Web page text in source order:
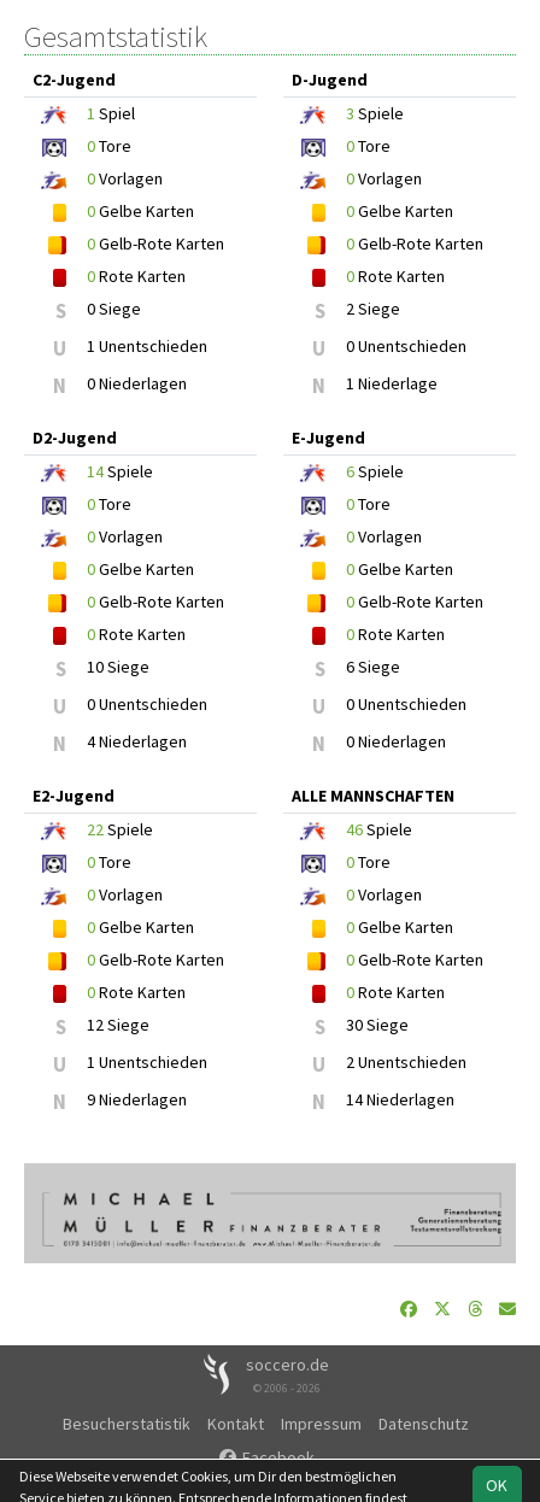
Gesamtstatistik
C2-Jugend
1 Spiel
0Tore
0Vorlagen
0Gelbe Karten
0Gelb-Rote Karten
0Rote Karten
S 0 Siege
U 1 Unentschieden
N 0 Niederlagen
D-Jugend
3 Spiele
0Tore
0Vorlagen
0Gelbe Karten
0Gelb-Rote Karten
0Rote Karten
S 2 Siege
U 0 Unentschieden
N 1 Niederlage
D2-Jugend
14Spiele
0Tore
0Vorlagen
0Gelbe Karten
0Gelb-Rote Karten
0Rote Karten
S 10 Siege
U 0 Unentschieden
N 4 Niederlagen
E-Jugend
6Spiele
0Tore
0Vorlagen
0Gelbe Karten
0Gelb-Rote Karten
0Rote Karten
S 6 Siege
U 0 Unentschieden
N 0 Niederlagen
E2-Jugend
22Spiele
0Tore
0Vorlagen
0Gelbe Karten
0Gelb-Rote Karten
0Rote Karten
S 12 Siege
U 1 Unentschieden
N 9 Niederlagen
ALLE MANNSCHAFTEN
46Spiele
0Tore
0Vorlagen
0Gelbe Karten
0Gelb-Rote Karten
0Rote Karten
S 30 Siege
U 2 Unentschieden
N 14 Niederlagen
soccero.de
© 2006 - 2026
Besucherstatistik Kontakt Impressum
Datenschutz
Facebook
OK
Diese Webseite verwendet Cookies, um Dir den bestmöglichen
Service bieten zu können. Entsprechende Informationen findest